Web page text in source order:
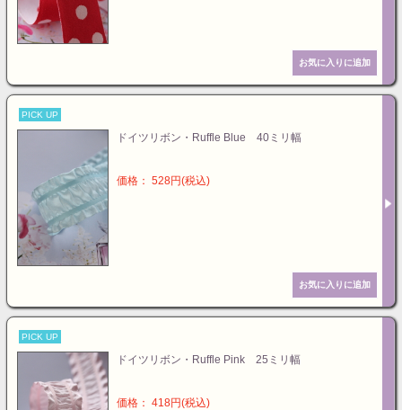
PICK UP
ドイツリボン・Ruffle Blue 40ミリ幅
価格： 528円(税込)
PICK UP
ドイツリボン・Ruffle Pink 25ミリ幅
価格： 418円(税込)